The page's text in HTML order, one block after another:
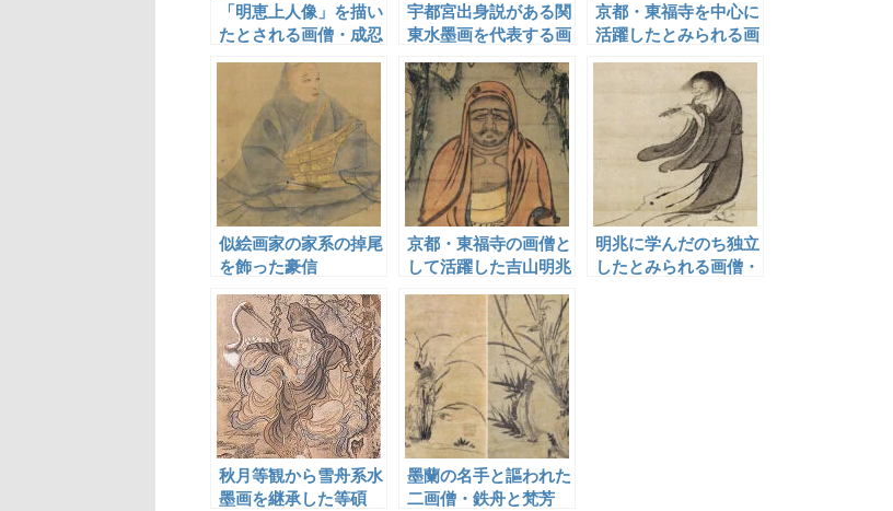
「明恵上人像」を描い
たとされる画僧・成忍
宇都宮出身説がある関
東水墨画を代表する画
僧・祥啓
京都・東福寺を中心に
活躍したとみられる画
僧・良全
似絵画家の家系の掉尾
を飾った豪信
京都・東福寺の画僧と
して活躍した吉山明兆
明兆に学んだのち独立
したとみられる画僧・
秋月等観から雪舟系水
墨画を継承した等碩
墨蘭の名手と謳われた
二画僧・鉄舟と梵芳